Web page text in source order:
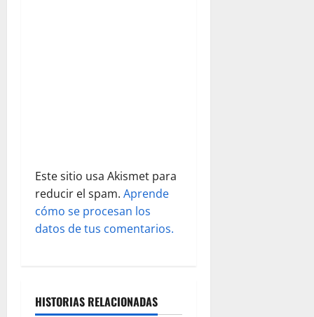
a
s
Este sitio usa Akismet para
reducir el spam. Aprende
cómo se procesan los
datos de tus comentarios.
HISTORIAS RELACIONADAS